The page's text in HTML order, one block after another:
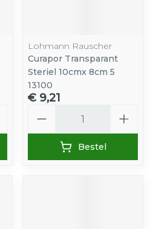
Lohmann Rauscher
Curapor Transparant
Steriel 10cmx 8cm 5
13100
€ 9,21
Bestel